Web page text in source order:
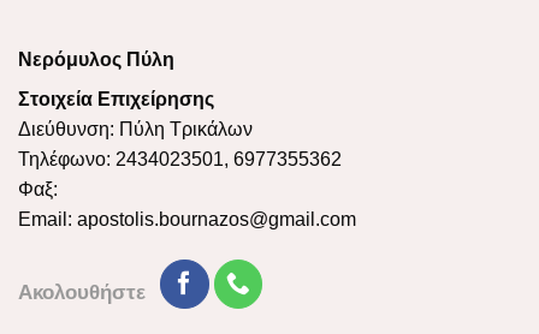
Νερόμυλος Πύλη
Στοιχεία Επιχείρησης
Διεύθυνση: Πύλη Τρικάλων
Τηλέφωνο: 2434023501, 6977355362
Φαξ:
Email: apostolis.bournazos@gmail.com
Ακολουθήστε